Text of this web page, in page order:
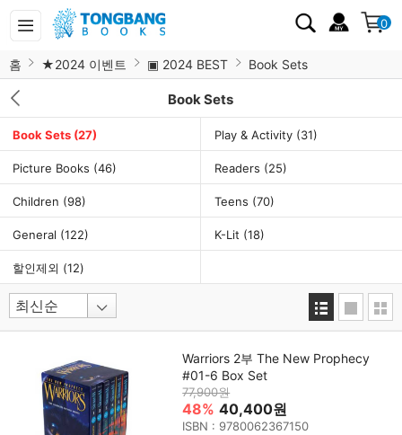
0
홈 ★2024 이벤트 ▣ 2024 BEST Book Sets
Book Sets
Book Sets (27) Play & Activity (31)
Picture Books (46) Readers (25)
Children (98) Teens (70)
General (122) K-Lit (18)
할인제외 (12)
Warriors 2부 The New Prophecy
#01-6 Box Set
77,900원
48% 40,400원
ISBN : 9780062367150